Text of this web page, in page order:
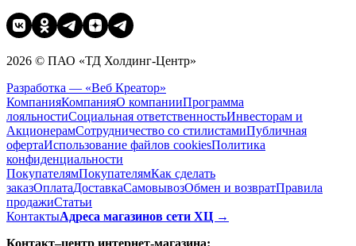
2026 © ПАО «ТД Холдинг-Центр»
Разработка — «Веб Креатор»
КомпанияКомпанияО компанииПрограмма
лояльностиСоциальная ответственностьИнвесторам и
АкционерамСотрудничество со стилистамиПубличная
офертаИспользование файлов cookiesПолитика
конфиденциальности
ПокупателямПокупателямКак сделать
заказОплатаДоставкаCамовывозОбмен и возвратПравила
продажиСтатьи
КонтактыАдреса магазинов сети ХЦ →
Контакт–центр интернет-магазина: